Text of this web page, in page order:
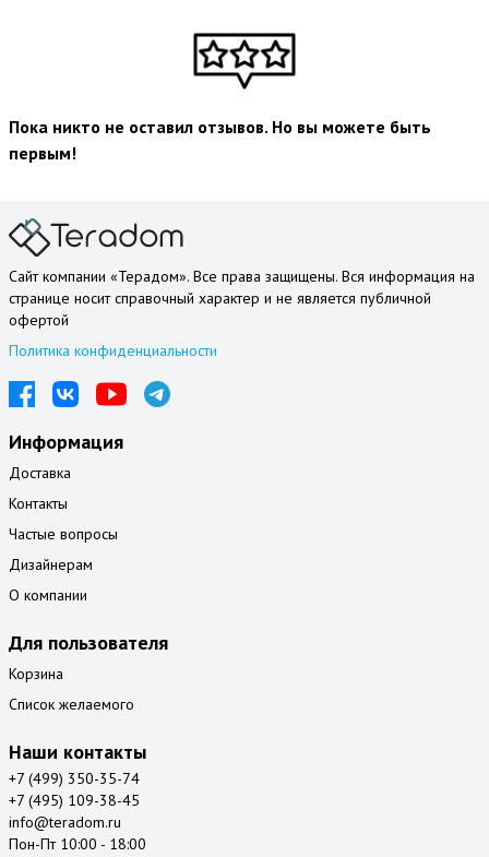
Пока никто не оставил отзывов. Но вы можете быть
первым!
Сайт компании «Терадом». Все права защищены. Вся информация на
странице носит справочный характер и не является публичной
офертой
Политика конфиденциальности
Информация
Доставка
Контакты
Частые вопросы
Дизайнерам
О компании
Для пользователя
Корзина
Список желаемого
Наши контакты
+7 (499) 350-35-74
+7 (495) 109-38-45
info@teradom.ru
Пон-Пт 10:00 - 18:00